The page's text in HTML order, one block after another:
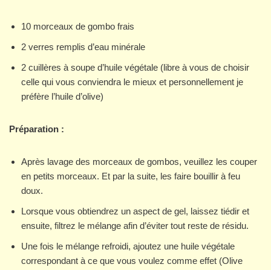
10 morceaux de gombo frais
2 verres remplis d’eau minérale
2 cuillères à soupe d’huile végétale (libre à vous de choisir
celle qui vous conviendra le mieux et personnellement je
préfère l’huile d’olive)
Préparation :
Après lavage des morceaux de gombos, veuillez les couper
en petits morceaux. Et par la suite, les faire bouillir à feu
doux.
Lorsque vous obtiendrez un aspect de gel, laissez tiédir et
ensuite, filtrez le mélange afin d’éviter tout reste de résidu.
Une fois le mélange refroidi, ajoutez une huile végétale
correspondant à ce que vous voulez comme effet (Olive